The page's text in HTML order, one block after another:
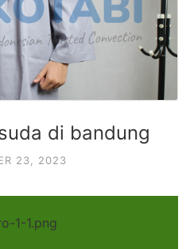
di bandung
23, 2023